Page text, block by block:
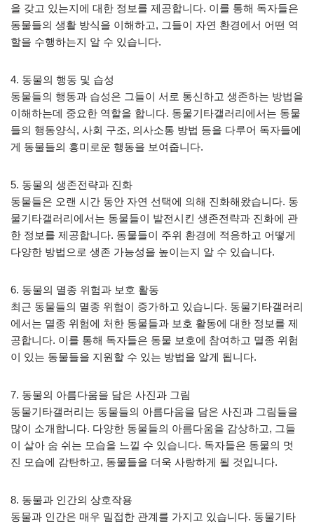
을 갖고 있는지에 대한 정보를 제공합니다. 이를 통해 독자들은
동물들의 생활 방식을 이해하고, 그들이 자연 환경에서 어떤 역
할을 수행하는지 알 수 있습니다.
4. 동물의 행동 및 습성
동물들의 행동과 습성은 그들이 서로 통신하고 생존하는 방법을
이해하는데 중요한 역할을 합니다. 동물기타갤러리에서는 동물
들의 행동양식, 사회 구조, 의사소통 방법 등을 다루어 독자들에
게 동물들의 흥미로운 행동을 보여줍니다.
5. 동물의 생존전략과 진화
동물들은 오랜 시간 동안 자연 선택에 의해 진화해왔습니다. 동
물기타갤러리에서는 동물들이 발전시킨 생존전략과 진화에 관
한 정보를 제공합니다. 동물들이 주위 환경에 적응하고 어떻게
다양한 방법으로 생존 가능성을 높이는지 알 수 있습니다.
6. 동물의 멸종 위험과 보호 활동
최근 동물들의 멸종 위험이 증가하고 있습니다. 동물기타갤러리
에서는 멸종 위험에 처한 동물들과 보호 활동에 대한 정보를 제
공합니다. 이를 통해 독자들은 동물 보호에 참여하고 멸종 위험
이 있는 동물들을 지원할 수 있는 방법을 알게 됩니다.
7. 동물의 아름다움을 담은 사진과 그림
동물기타갤러리는 동물들의 아름다움을 담은 사진과 그림들을
많이 소개합니다. 다양한 동물들의 아름다움을 감상하고, 그들
이 살아 숨 쉬는 모습을 느낄 수 있습니다. 독자들은 동물의 멋
진 모습에 감탄하고, 동물들을 더욱 사랑하게 될 것입니다.
8. 동물과 인간의 상호작용
동물과 인간은 매우 밀접한 관계를 가지고 있습니다. 동물기타